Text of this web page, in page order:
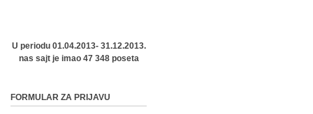
U periodu 01.04.2013- 31.12.2013.
nas sajt je imao 47 348 poseta
FORMULAR ZA PRIJAVU